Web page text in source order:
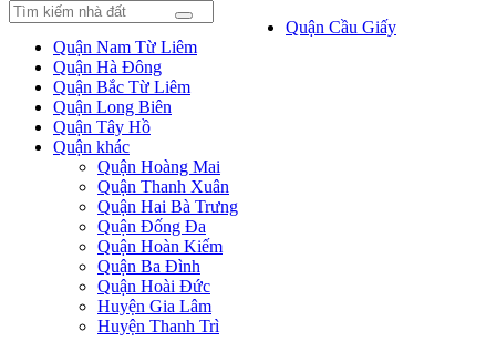
Quận Cầu Giấy
Quận Nam Từ Liêm
Quận Hà Đông
Quận Bắc Từ Liêm
Quận Long Biên
Quận Tây Hồ
Quận khác
Quận Hoàng Mai
Quận Thanh Xuân
Quận Hai Bà Trưng
Quận Đống Đa
Quận Hoàn Kiếm
Quận Ba Đình
Quận Hoài Đức
Huyện Gia Lâm
Huyện Thanh Trì